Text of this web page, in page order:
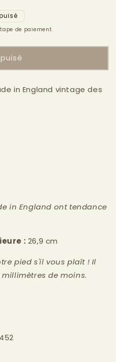
de paiement.
in England vintage des
in England ont tendance
: 26,9 cm
pied s'il vous plaît ! Il
de moins.